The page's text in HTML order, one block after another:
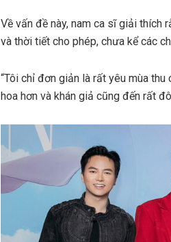
Về vấn đề này, nam ca sĩ giải thích
và thời tiết cho phép, chưa kể các
“Tôi chỉ đơn giản là rất yêu mùa
hoa hơn và khán giả cũng đến rất